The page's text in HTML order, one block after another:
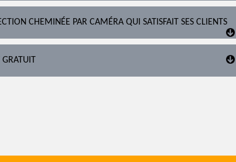
CHEMINÉE PAR CAMÉRA QUI SATISFAIT SES CLIENTS